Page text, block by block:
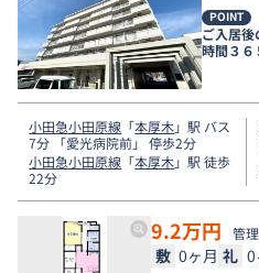
POINT
ご入居後
時間３６
電話受付
小田急小田原線 「本厚木」駅 バス
7分 「愛光病院前」 停歩2分
小田急小田原線 「本厚木」駅 徒歩
22分
9.2万円 管
敷 0ヶ月 礼 0